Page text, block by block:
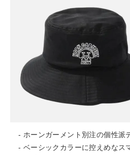
- ホーンガーメント別注の個性派
- ベーシックカラーに控えめなス